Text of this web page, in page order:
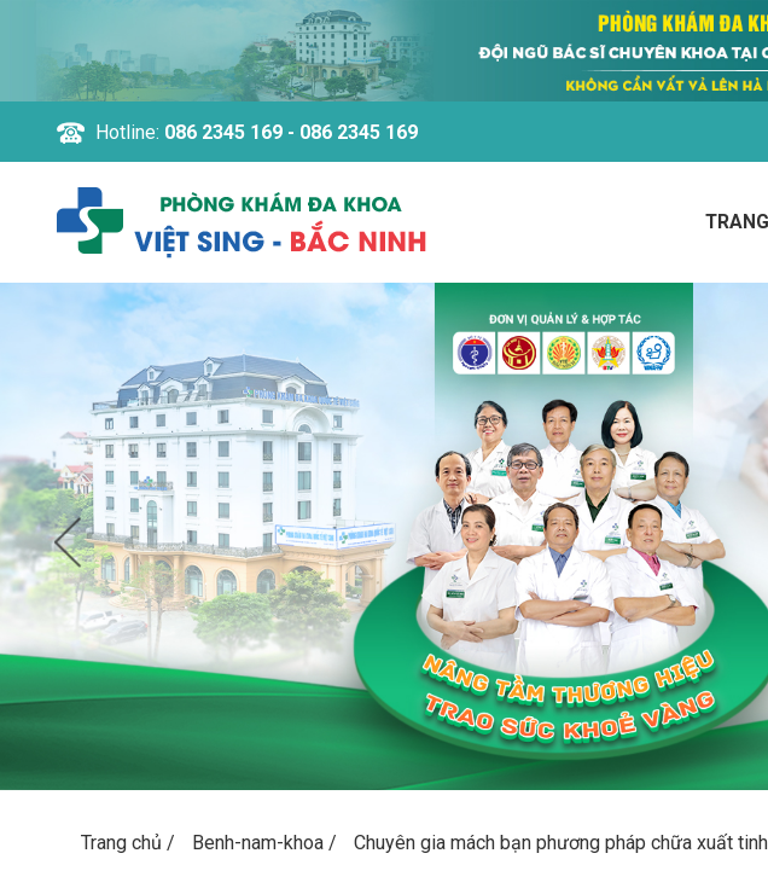
Hotline: 086 2345 169 - 086 2345 169
Trang chủ / Benh-nam-khoa / Chuyên gia mách bạn phương pháp chữa xuất